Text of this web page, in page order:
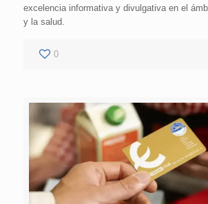
excelencia informativa y divulgativa en el
y la salud.
0